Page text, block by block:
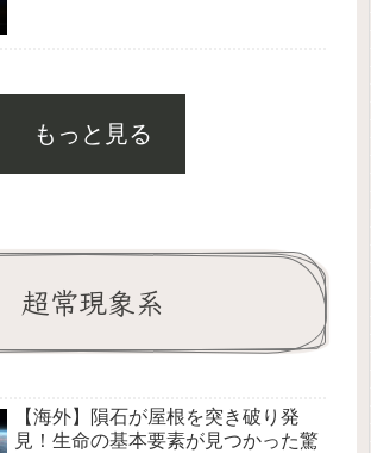
もっと見る
超常現象系
【海外】隕石が屋根を突き破り発
見！生命の基本要素が見つかった驚